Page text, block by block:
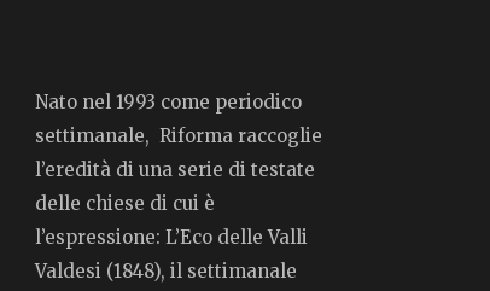
Nato nel 1993 come periodico
settimanale, Riforma raccoglie
l’eredità di una serie di testate
delle chiese di cui è
l’espressione: L’Eco delle Valli
Valdesi (1848), il settimanale